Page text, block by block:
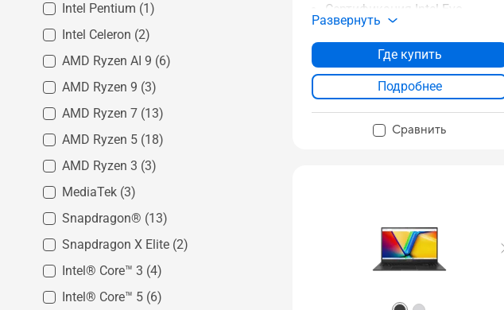
Intel Pentium (1)
Intel Celeron (2)
AMD Ryzen AI 9 (6)
AMD Ryzen 9 (3)
AMD Ryzen 7 (13)
AMD Ryzen 5 (18)
AMD Ryzen 3 (3)
MediaTek (3)
Snapdragon® (13)
Snapdragon X Elite (2)
Intel® Core™ 3 (4)
Intel® Core™ 5 (6)
Сертификация Intel Evo
63 Вт·ч емкий аккумулятор
13,3" 3K OLED HDR дисплей
До 32 ГБ памяти
До 1 ТБ SSD
2 порта Thunderbolt 4 (USB-C)
Развернуть
Где купить
Подробнее
Сравнить